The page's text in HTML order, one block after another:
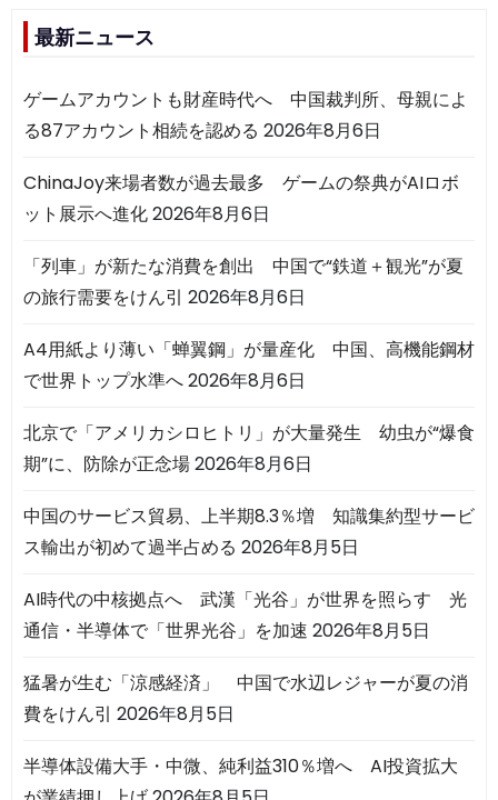
最新ニュース
ゲームアカウントも財産時代へ 中国裁判所、母親によ
る87アカウント相続を認める 2026年8月6日
ChinaJoy来場者数が過去最多 ゲームの祭典がAIロボ
ット展示へ進化2026年8月6日
「列車」が新たな消費を創出 中国で“鉄道＋観光”が夏
の旅行需要をけん引 2026年8月6日
A4用紙より薄い「蝉翼鋼」が量産化 中国、高機能鋼材
で世界トップ水準へ2026年8月6日
北京で「アメリカシロヒトリ」が大量発生 幼虫が“爆食
期”に、防除が正念場2026年8月6日
中国のサービス貿易、上半期8.3％増 知識集約型サービ
ス輸出が初めて過半占める 2026年8月5日
AI時代の中核拠点へ 武漢「光谷」が世界を照らす 光
通信・半導体で「世界光谷」を加速 2026年8月5日
猛暑が生む「涼感経済」 中国で水辺レジャーが夏の消
費をけん引 2026年8月5日
半導体設備大手・中微、純利益310％増へ AI投資拡大